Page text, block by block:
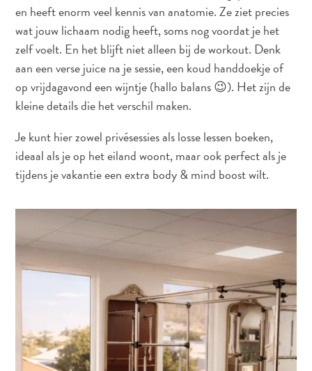
Digitale
Immigratiekaart
Curaçao
Express
Service
Curaçao
Bezoeken
en
Gezondheid
Inentingen
Verplaatsen
Geld,
en heeft enorm veel kennis van anatomie. Ze ziet precies
wat jouw lichaam nodig heeft, soms nog voordat je het
zelf voelt. En het blijft niet alleen bij de workout. Denk
aan een verse juice na je sessie, een koud handdoekje of
op vrijdagavond een wijntje (hallo balans 😉). Het zijn de
kleine details die het verschil maken.
Je kunt hier zowel privésessies als losse lessen boeken,
ideaal als je op het eiland woont, maar ook perfect als je
tijdens je vakantie een extra body & mind boost wilt.